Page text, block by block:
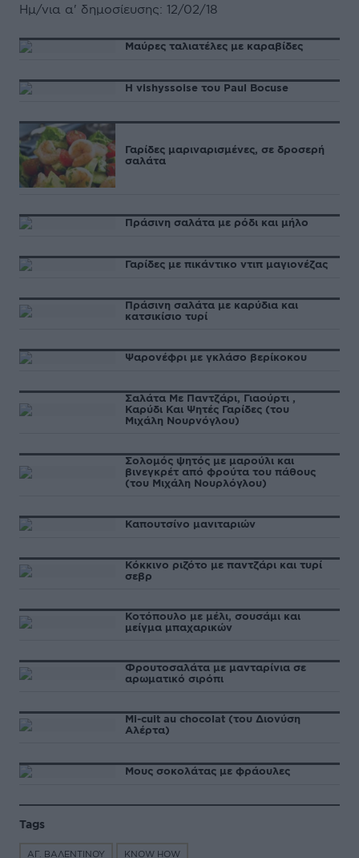
Ημ/νια α' δημοσίευσης: 12/02/18
Μαύρες ταλιατέλες με καραβίδες
H vishyssoise του Paul Βocuse
Γαρίδες μαριναρισμένες, σε δροσερή
σαλάτα
Πράσινη σαλάτα με ρόδι και μήλο
Γαρίδες με πικάντικο ντιπ μαγιονέζας
Πράσινη σαλάτα με καρύδια και
κατσικίσιο τυρί
Ψαρονέφρι με γκλάσο βερίκοκου
Σαλάτα Με Παντζάρι, Γιαούρτι ,
Καρύδι Και Ψητές Γαρίδες (του
Μιχάλη Νουρνόγλου)
Σολομός ψητός με μαρούλι και
βινεγκρέτ από φρούτα του πάθους
(του Μιχάλη Νουρλόγλου)
Καπουτσίνο μανιταριών
Κόκκινο ριζότο με παντζάρι και τυρί
σεβρ
Κοτόπουλο με μέλι, σουσάμι και
μείγμα μπαχαρικών
Φρουτοσαλάτα με μανταρίνια σε
αρωματικό σιρόπι
Mi-cuit au chocolat (του Διονύση
Αλέρτα)
Μους σοκολάτας με φράουλες
Tags
ΑΓ. ΒΑΛΕΝΤΙΝΟΥ KNOW HOW